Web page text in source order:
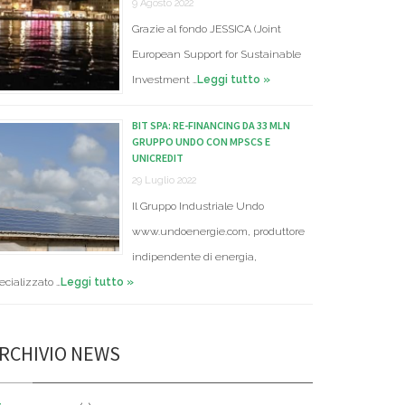
9 Agosto 2022
Grazie al fondo JESSICA (Joint
European Support for Sustainable
Investment …Leggi tutto »
BIT SPA: RE-FINANCING DA 33 MLN
GRUPPO UNDO CON MPSCS E
UNICREDIT
29 Luglio 2022
Il Gruppo Industriale Undo
www.undoenergie.com, produttore
indipendente di energia,
…Leggi tutto »
NEWS